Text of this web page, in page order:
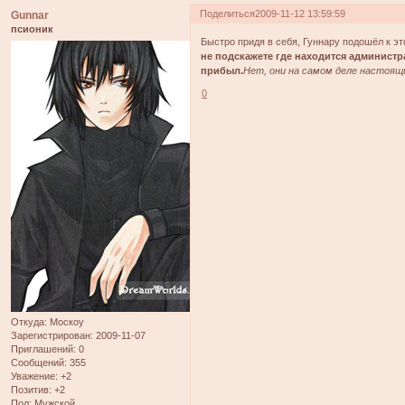
Поделиться2009-11-12 13:59:59
Gunnar
псионик
Откуда: Москоу
Зарегистрирован: 2009-11-07
Приглашений: 0
Сообщений: 355
Уважение: +2
Позитив: +2
Быстро придя в себя, Гуннару подошёл к
не подскажете где находится
прибыл.Нет, они на самом деле
0